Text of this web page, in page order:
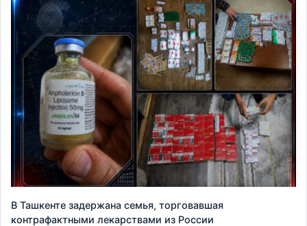
В Ташкенте задержана семья, торговавшая
контрафактными лекарствами из России